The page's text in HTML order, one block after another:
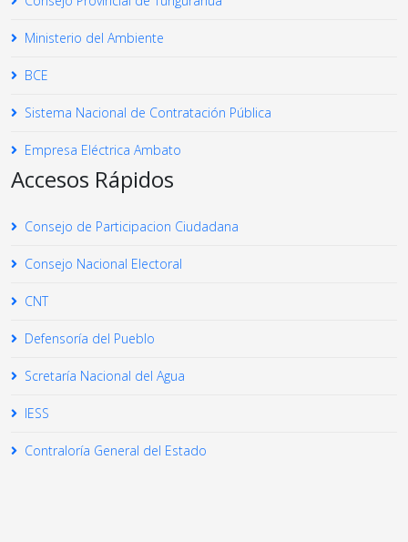
Ministerio del Ambiente
BCE
Sistema Nacional de Contratación Pública
Empresa Eléctrica Ambato
Accesos Rápidos
Consejo de Participacion Ciudadana
Consejo Nacional Electoral
CNT
Defensoría del Pueblo
Scretaría Nacional del Agua
IESS
Contraloría General del Estado